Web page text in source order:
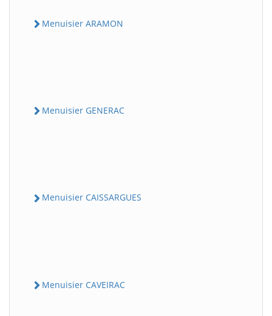
Menuisier ARAMON
Menuisier GENERAC
Menuisier CAISSARGUES
Menuisier CAVEIRAC